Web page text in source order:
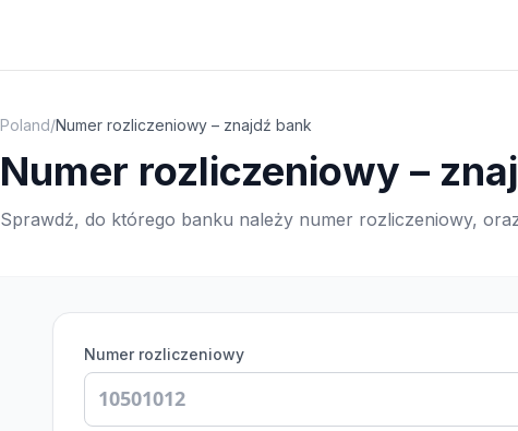
Poland/Numer rozliczeniowy – znajdź bank
Numer rozliczeniowy –
Sprawdź, do którego banku należy numer rozliczeniowy,
Numer rozliczeniowy